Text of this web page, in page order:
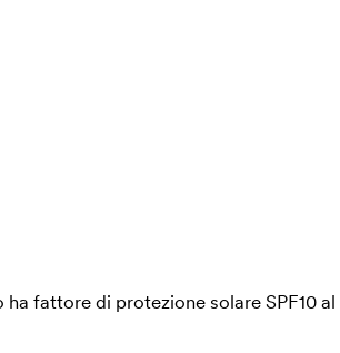
fattore di protezione solare SPF10 al